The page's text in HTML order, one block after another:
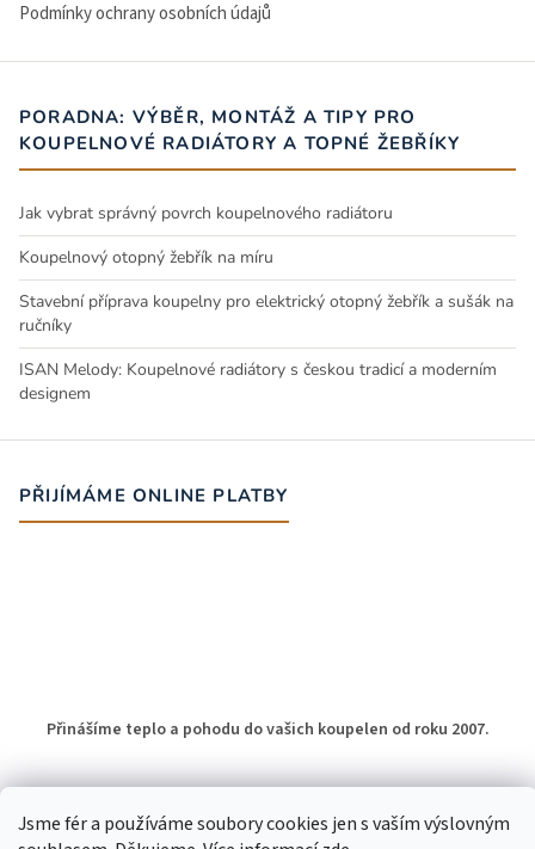
Jsme fér a používáme soubory cookies jen s vaším výslovným
Podmínky ochrany osobních údajů
PORADNA: VÝBĚR, MONTÁŽ A TIPY PRO
KOUPELNOVÉ RADIÁTORY A TOPNÉ ŽEBŘÍKY
Jak vybrat správný povrch koupelnového radiátoru
Koupelnový otopný žebřík na míru
Stavební příprava koupelny pro elektrický otopný žebřík a sušák na
ručníky
ISAN Melody: Koupelnové radiátory s českou tradicí a moderním
designem
PŘIJÍMÁME ONLINE PLATBY
Přinášíme teplo a pohodu do vašich koupelen od roku 2007.